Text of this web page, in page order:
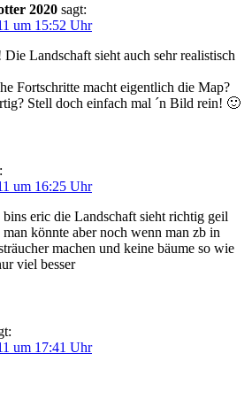
2020 sagt:
um 15:52 Uhr
Landschaft sieht auch sehr realistisch
Fortschritte macht eigentlich die Map?
Stell doch einfach mal ´n Bild rein! 🙂
um 16:25 Uhr
bins eric die Landschaft sieht richtig geil
man könnte aber noch wenn man zb in
machen und keine bäume so wie
viel besser
um 17:41 Uhr